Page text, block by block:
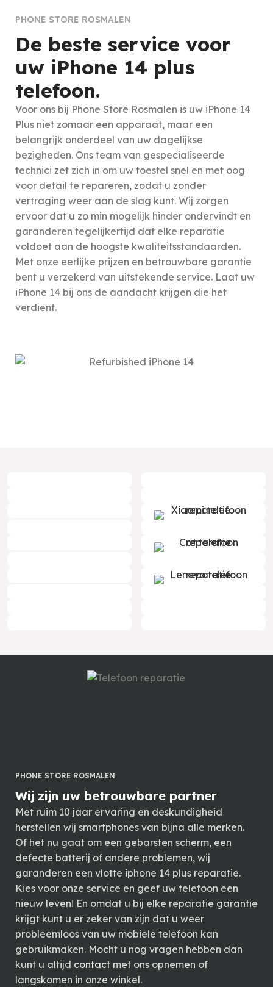
PHONE STORE ROSMALEN
De beste service voor
uw iPhone 14 plus
telefoon.
Voor ons bij Phone Store Rosmalen is uw iPhone 14
Plus niet zomaar een apparaat, maar een
belangrijk onderdeel van uw dagelijkse
bezigheden. Ons team van gespecialiseerde
technici zet zich in om uw toestel snel en met oog
voor detail te repareren, zodat u zonder
vertraging weer aan de slag kunt. Wij zorgen
ervoor dat u zo min mogelijk hinder ondervindt en
garanderen tegelijkertijd dat elke reparatie
voldoet aan de hoogste kwaliteitsstandaarden.
Met onze eerlijke prijzen en betrouwbare garantie
bent u verzekerd van uitstekende service. Laat uw
iPhone 14 bij ons de aandacht krijgen die het
verdient.
PHONE STORE ROSMALEN
Wij zijn uw betrouwbare partner
Met ruim 10 jaar ervaring en deskundigheid
herstellen wij smartphones van bijna alle merken.
Of het nu gaat om een gebarsten scherm, een
defecte batterij of andere problemen, wij
garanderen een vlotte iphone 14 plus reparatie.
Kies voor onze service en geef uw telefoon een
nieuw leven! En omdat u bij elke reparatie garantie
krijgt kunt u er zeker van zijn dat u weer
probleemloos van uw mobiele telefoon kan
gebruikmaken. Mocht u nog vragen hebben dan
kunt u altijd contact met ons opnemen of
langskomen in onze winkel.